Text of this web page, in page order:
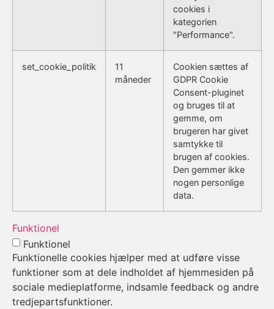
cookies i
kategorien
"Performance".
set_cookie_politik
11
måneder
Cookien sættes af
GDPR Cookie
Consent-pluginet
og bruges til at
gemme, om
brugeren har givet
samtykke til
brugen af cookies.
Den gemmer ikke
nogen personlige
data.
Funktionel
Funktionel
Funktionelle cookies hjælper med at udføre visse
funktioner som at dele indholdet af hjemmesiden på
sociale medieplatforme, indsamle feedback og andre
tredjepartsfunktioner.